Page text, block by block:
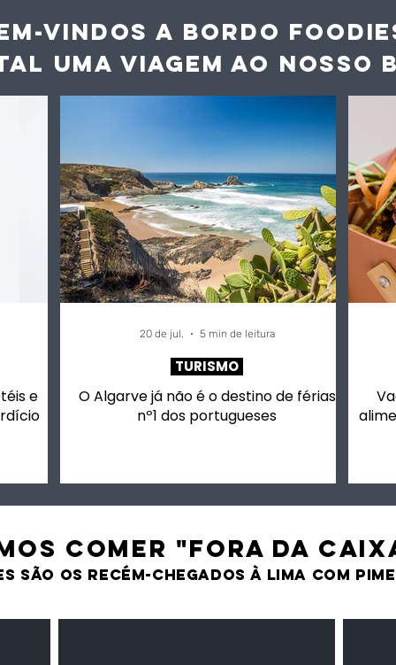
VINDOS A BORDO
UMA VIAGEM AO NOSSO
e
O Algarve já não é o destino de férias
nº1 dos portugueses
TURISMO
20 de jul. 5 min de leitura
comer "fora da
são os recém-chegados À LIMA COM